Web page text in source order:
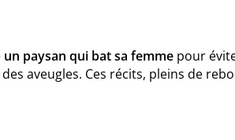
un paysan qui bat sa femme pour
aveugles. Ces récits, pleins de